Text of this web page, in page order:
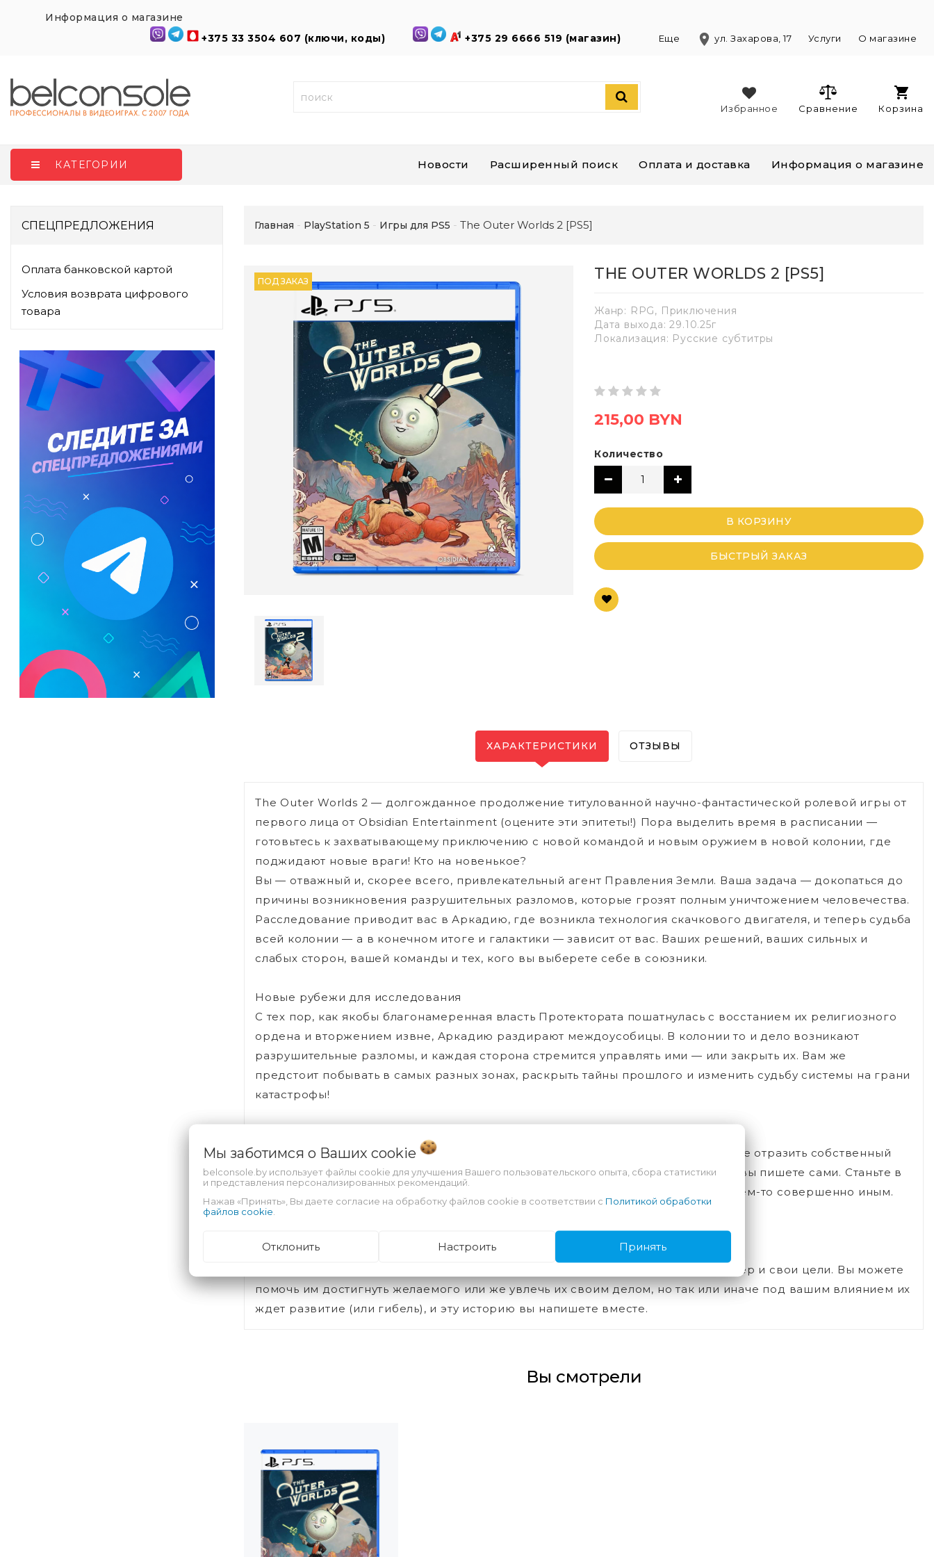
Информация о магазине
+375 33 3504 607 (ключи, коды)
+375 29 6666 519 (магазин) Еще location_on ул. Захарова, 17 Услуги О магазине
Корзина
Сравнение
Избранное
КАТЕГОРИИ Новости Расширенный поиск Оплата и доставка Информация о магазине
Главная PlayStation 5 Игры для PS5 The Outer Worlds 2 [PS5]
ПОД ЗАКАЗ THE OUTER WORLDS 2 [PS5]
Жанр: RPG, Приключения
Дата выхода: 29.10.25г
Локализация: Русские субтитры
215,00 BYN
Количество
В КОРЗИНУ
БЫСТРЫЙ ЗАКАЗ
ХАРАКТЕРИСТИКИ ОТЗЫВЫ
The Outer Worlds 2 — долгожданное продолжение титулованной научно-фантастической ролевой игры от
первого лица от Obsidian Entertainment (оцените эти эпитеты!) Пора выделить время в расписании —
готовьтесь к захватывающему приключению с новой командой и новым оружием в новой колонии, где
поджидают новые враги! Кто на новенькое?
Вы — отважный и, скорее всего, привлекательный агент Правления Земли. Ваша задача — докопаться до
причины возникновения разрушительных разломов, которые грозят полным уничтожением человечества.
Расследование приводит вас в Аркадию, где возникла технология скачкового двигателя, и теперь судьба
всей колонии — а в конечном итоге и галактики — зависит от вас. Ваших решений, ваших сильных и
слабых сторон, вашей команды и тех, кого вы выберете себе в союзники.
Новые рубежи для исследования
С тех пор, как якобы благонамеренная власть Протектората пошатнулась с восстанием их религиозного
ордена и вторжением извне, Аркадию раздирают междоусобицы. В колонии то и дело возникают
разрушительные разломы, и каждая сторона стремится управлять ими — или закрыть их. Вам же
предстоит побывать в самых разных зонах, раскрыть тайны прошлого и изменить судьбу системы на грани
катастрофы!
Ваш персонаж формируется из способностей и решений, в которых вы сможете отразить собственный
стиль игры. Колония реагирует на каждое ваше действие, так что эту историю вы пишете сами. Станьте в
ней голубем мира, проницательным стратегом или агентом хаоса, — а может, кем-то совершенно иным.
Даже очень глупеньким!
Верная команда
Знакомьтесь со спутниками, у каждого из которых — своя история, свой характер и свои цели. Вы можете
помочь им достигнуть желаемого или же увлечь их своим делом, но так или иначе под вашим влиянием их
ждет развитие (или гибель), и эту историю вы напишете вместе.
Вы смотрели
СПЕЦПРЕДЛОЖЕНИЯ
Оплата банковской картой
Условия возврата цифрового
товара
Мы заботимся о Ваших cookie
belconsole.by использует файлы cookie для улучшения Вашего пользовательского опыта, сбора статистики
и представления персонализированных рекомендаций.
Нажав «Принять», Вы даете согласие на обработку файлов cookie в соответствии с Политикой обработки
файлов cookie
Отклонить Настроить Принять